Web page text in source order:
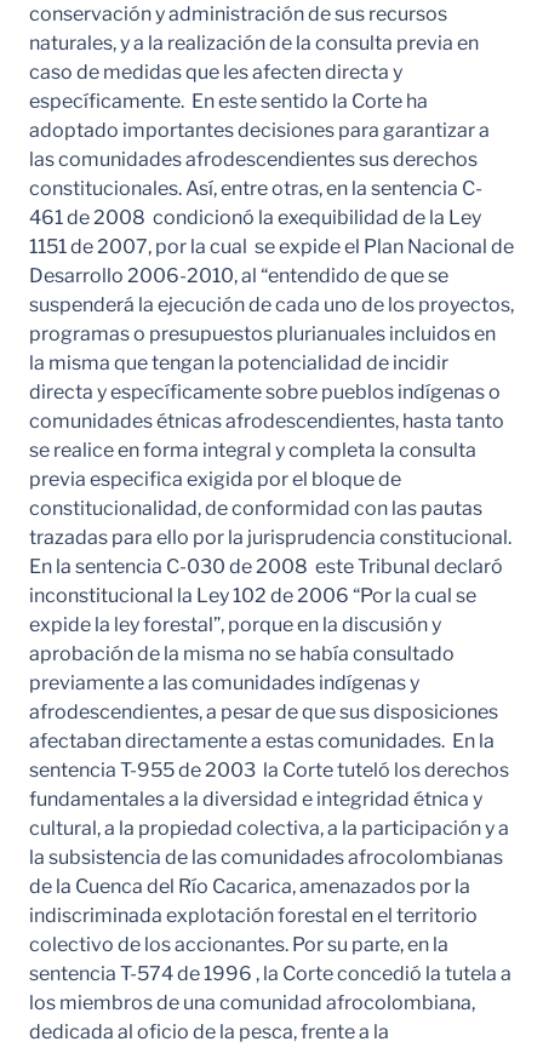
conservación y administración de sus recursos
naturales, y a la realización de la consulta previa en
caso de medidas que les afecten directa y
específicamente. En este sentido la Corte ha
adoptado importantes decisiones para garantizar a
las comunidades afrodescendientes sus derechos
constitucionales. Así, entre otras, en la sentencia C-
461 de 2008 condicionó la exequibilidad de la Ley
1151 de 2007, por la cual se expide el Plan Nacional de
Desarrollo 2006-2010, al “entendido de que se
suspenderá la ejecución de cada uno de los proyectos,
programas o presupuestos plurianuales incluidos en
la misma que tengan la potencialidad de incidir
directa y específicamente sobre pueblos indígenas o
comunidades étnicas afrodescendientes, hasta tanto
se realice en forma integral y completa la consulta
previa especifica exigida por el bloque de
constitucionalidad, de conformidad con las pautas
trazadas para ello por la jurisprudencia constitucional.
En la sentencia C-030 de 2008 este Tribunal declaró
inconstitucional la Ley 102 de 2006 “Por la cual se
expide la ley forestal”, porque en la discusión y
aprobación de la misma no se había consultado
previamente a las comunidades indígenas y
afrodescendientes, a pesar de que sus disposiciones
afectaban directamente a estas comunidades. En la
sentencia T-955 de 2003 la Corte tuteló los derechos
fundamentales a la diversidad e integridad étnica y
cultural, a la propiedad colectiva, a la participación y a
la subsistencia de las comunidades afrocolombianas
de la Cuenca del Río Cacarica, amenazados por la
indiscriminada explotación forestal en el territorio
colectivo de los accionantes. Por su parte, en la
sentencia T-574 de 1996 , la Corte concedió la tutela a
los miembros de una comunidad afrocolombiana,
dedicada al oficio de la pesca, frente a la